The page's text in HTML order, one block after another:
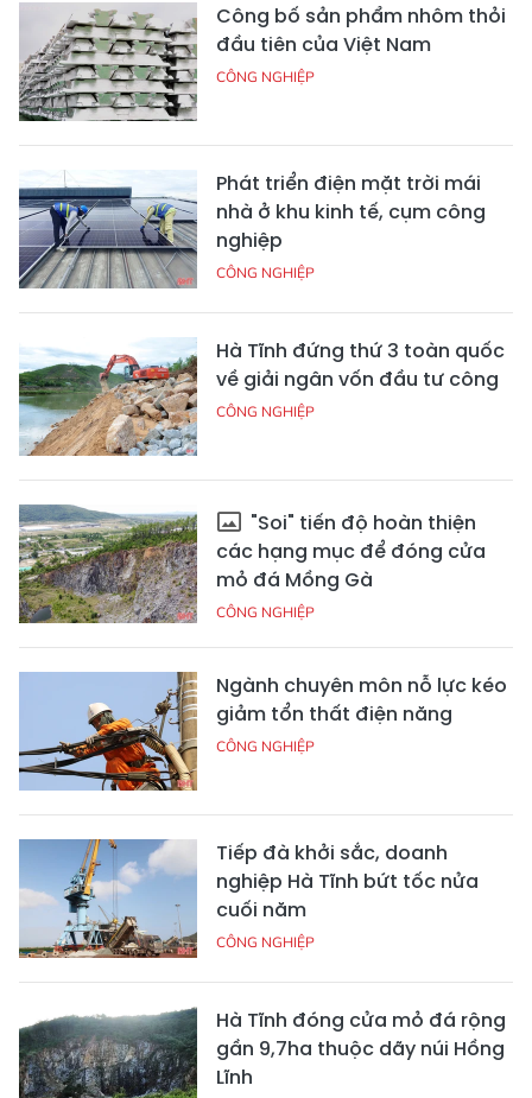
Công bố sản phẩm nhôm thỏi
đầu tiên của Việt Nam
CÔNG NGHIỆP
Phát triển điện mặt trời mái
nhà ở khu kinh tế, cụm công
nghiệp
CÔNG NGHIỆP
Hà Tĩnh đứng thứ 3 toàn quốc
về giải ngân vốn đầu tư công
CÔNG NGHIỆP
"Soi" tiến độ hoàn thiện
các hạng mục để đóng cửa
mỏ đá Mồng Gà
CÔNG NGHIỆP
Ngành chuyên môn nỗ lực kéo
giảm tổn thất điện năng
CÔNG NGHIỆP
Tiếp đà khởi sắc, doanh
nghiệp Hà Tĩnh bứt tốc nửa
cuối năm
CÔNG NGHIỆP
Hà Tĩnh đóng cửa mỏ đá rộng
gần 9,7ha thuộc dãy núi Hồng
Lĩnh